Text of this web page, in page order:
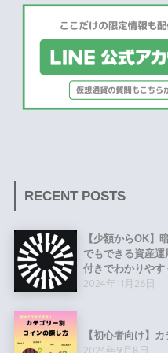
RECENT POSTS
【少額からOK】
でもできる資産
付きでわかりやす
2024年11月26日
【初心者向け】
2024年9月8日